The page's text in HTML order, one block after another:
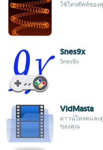
ใช้โทรศัพท์ของ
Snes9x
Snes9x
VidMasta
ดาวน์โหลดและ
ของคุณ